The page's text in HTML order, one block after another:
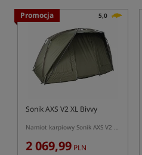
Promocja 5,0
Sonik AXS V2 XL Bivvy
Namiot karpiowy Sonik AXS V2 Bivvy
2 069,99 PLN